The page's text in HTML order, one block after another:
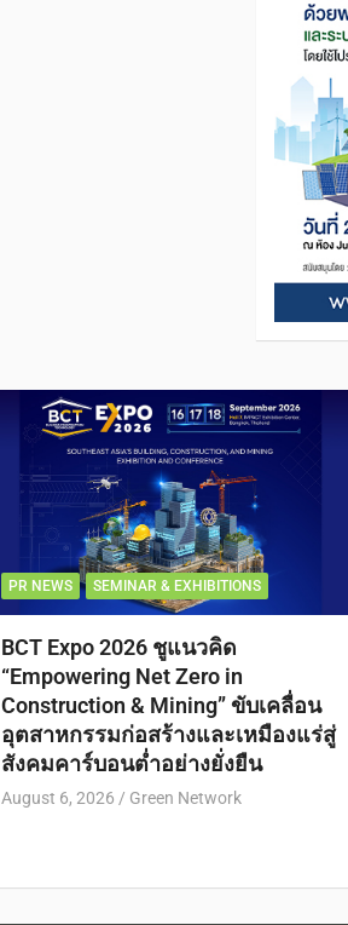
PR NEWS SEMINAR & EXHIBITIONS
BCT Expo 2026 ชูแนวคิด
“Empowering Net Zero in
Construction & Mining” ขับเคลื่อน
อุตสาหกรรมก่อสร้างและเหมืองแร่สู่
สังคมคาร์บอนต่ำอย่างยั่งยืน
August 6, 2026 Green Network